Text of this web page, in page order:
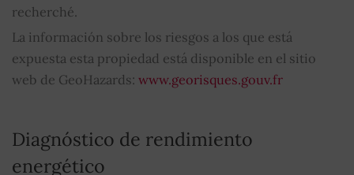
recherché.
La información sobre los riesgos a los que está
expuesta esta propiedad está disponible en el sitio
web de GeoHazards: www.georisques.gouv.fr
Diagnóstico de rendimiento
energético